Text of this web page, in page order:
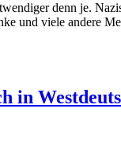
denn je.
und viele andere
in